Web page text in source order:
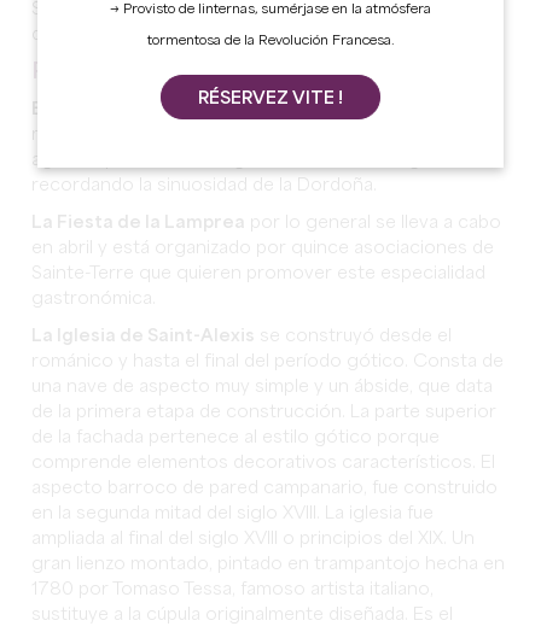
Sainte-Terre es un municipio del vino de denominación
de Bordeaux y Bordeaux Supérieur.
PUNTOS DE INTERÉS
El jardín de la lamprea
es un jardín botánico de 5000
m² que alberga más de 400 especies de plantas de
recordando la sinuosidad de la Dordoña.
La Fiesta de la Lamprea por lo general se lleva a cabo
en abril y está organizado por quince asociaciones de
Sainte-Terre que quieren promover este especialidad
gastronómica.
La Iglesia de Saint-Alexis se construyó desde el
románico y hasta el final del período gótico. Consta de
una nave de aspecto muy simple y un ábside, que data
de la primera etapa de construcción. La parte superior
de la fachada pertenece al estilo gótico porque
comprende elementos decorativos característicos. El
aspecto barroco de pared campanario, fue construido
en la segunda mitad del siglo XVIII. La iglesia fue
ampliada al final del siglo XVIII o principios del XIX. Un
gran lienzo montado, pintado en trampantojo hecha en
1780 por Tomaso Tessa, famoso artista italiano,
sustituye a la cúpula originalmente diseñada. Es el
→ Provisto de linternas, sumérjase en la atmósfera
tormentosa de la Revolución Francesa.
RÉSERVEZ VITE !